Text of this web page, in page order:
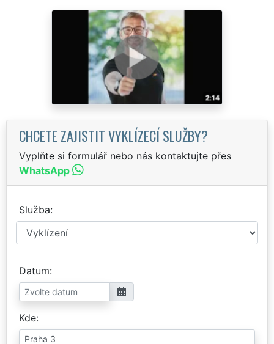
CHCETE ZAJISTIT VYKLÍZECÍ SLUŽBY?
Vyplňte si formulář nebo nás kontaktujte přes
WhatsApp
Služba
Datum
Kde